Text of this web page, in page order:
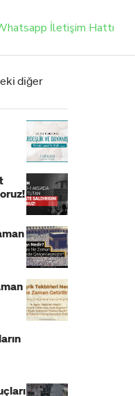
İletişim Hattı
diğer